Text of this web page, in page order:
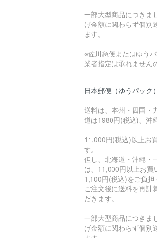
一部大型商品につきま
げ金額に関わらず個別
ます。
※佐川急便またはゆう
業者指定は承れません
日本郵便（ゆうパック）
送料は、本州・四国・
道は1980円(税込)、沖
11,000円(税込)以上お
す。
但し、北海道・沖縄・
は、11,000円以上お買
1,100円(税込)をご負担
ご注文後に送料を再計
だきます。
一部大型商品につきま
げ金額に関わらず個別